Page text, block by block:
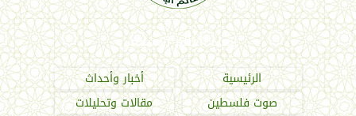
اتحاد العالم الإسلامي
الرئيسية
أخبار وأحداث
صوت فلسطين
مقالات وتحليلات